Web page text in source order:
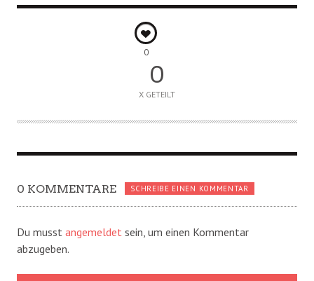
0
0
X GETEILT
0 KOMMENTARE SCHREIBE EINEN KOMMENTAR
Du musst angemeldet sein, um einen Kommentar
abzugeben.